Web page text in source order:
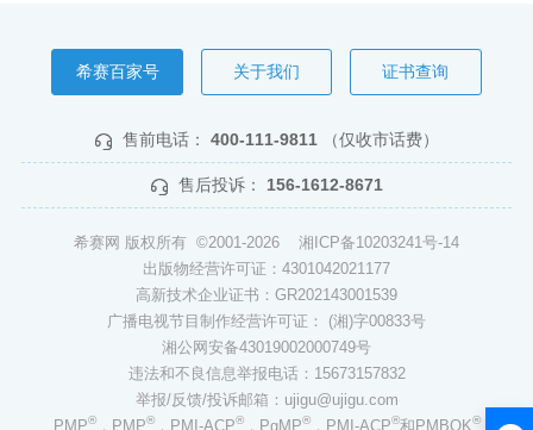
希赛百家号 关于我们 证书查询
售前电话： 400-111-9811 （仅收市话费）
售后投诉： 156-1612-8671
希赛网 版权所有 ©2001-2026 湘ICP备10203241号-14
出版物经营许可证：4301042021177
高新技术企业证书：GR202143001539
广播电视节目制作经营许可证： (湘)字00833号
湘公网安备43019002000749号
违法和不良信息举报电话：15673157832
举报/反馈/投诉邮箱：ujigu@ujigu.com
PMP®，PMP®，PMI-ACP®，PgMP®，PMI-ACP®和PMBOK®